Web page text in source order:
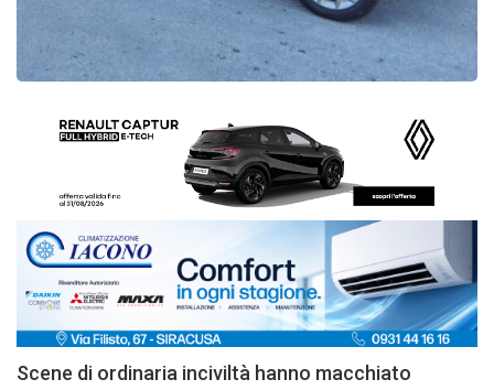
Scene di ordinaria inciviltà hanno macchiato